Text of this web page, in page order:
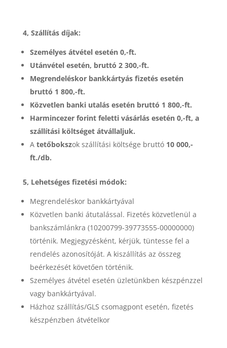
4, Szállítás díjak:
Személyes átvétel esetén 0,-ft.
Utánvétel esetén, bruttó 2 300,-ft.
Megrendeléskor bankkártyás fizetés esetén
bruttó 1 800,-ft.
Közvetlen banki utalás esetén bruttó 1 800,-ft.
Harmincezer forint feletti vásárlás esetén 0,-ft, a
szállítási költséget átvállaljuk.
A tetőbokszok szállítási költsége bruttó 10 000,-
ft./db.
5, Lehetséges fizetési módok:
Megrendeléskor bankkártyával
Közvetlen banki átutalással. Fizetés közvetlenül a
bankszámlánkra (10200799-39773555-00000000)
történik. Megjegyzésként, kérjük, tüntesse fel a
rendelés azonosítóját. A kiszállítás az összeg
beérkezését követően történik.
Személyes átvétel esetén üzletünkben készpénzzel
vagy bankkártyával.
Házhoz szállítás/GLS csomagpont esetén, fizetés
készpénzben átvételkor